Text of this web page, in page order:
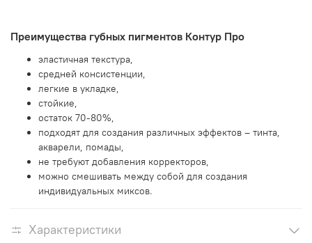
Преимущества губных пигментов Контур Про
эластичная текстура,
средней консистенции,
легкие в укладке,
стойкие,
остаток 70-80%,
подходят для создания различных эффектов – тинта,
акварели, помады,
не требуют добавления корректоров,
можно смешивать между собой для создания
индивидуальных миксов.
Характеристики